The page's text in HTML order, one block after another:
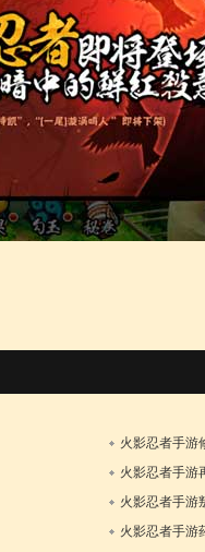
火影忍者手游
法
火影忍者手游
火影忍者手游
间
火影忍者手游